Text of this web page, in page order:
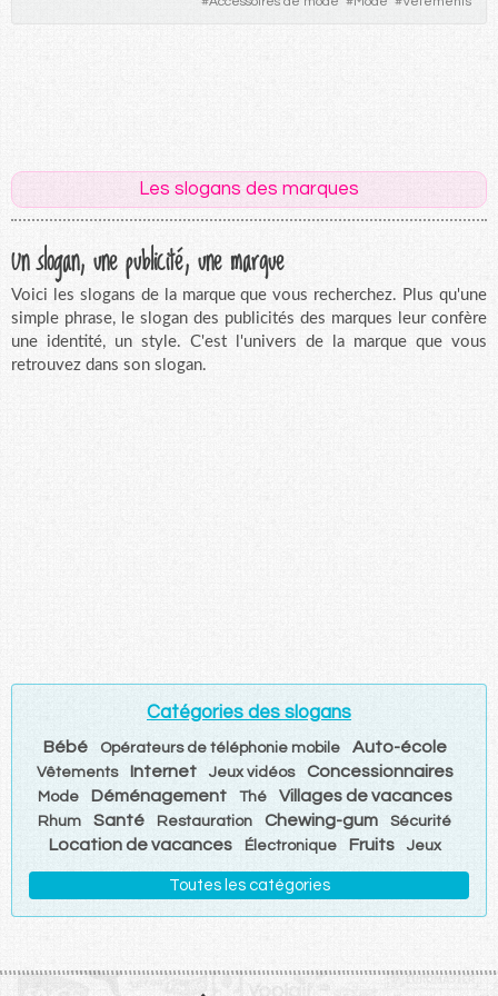
Les slogans des marques
Un slogan, une publicité, une marque
Voici les slogans de la marque que vous recherchez. Plus qu'une
simple phrase, le slogan des publicités des marques leur confère
une identité, un style. C'est l'univers de la marque que vous
retrouvez dans son slogan.
Catégories des slogans
Bébé Opérateurs de téléphonie mobile Auto-école
Vêtements Internet Jeux vidéos Concessionnaires
Mode Déménagement Thé Villages de vacances
Rhum Santé Restauration Chewing-gum Sécurité
Location de vacances Électronique Fruits Jeux
Toutes les catégories